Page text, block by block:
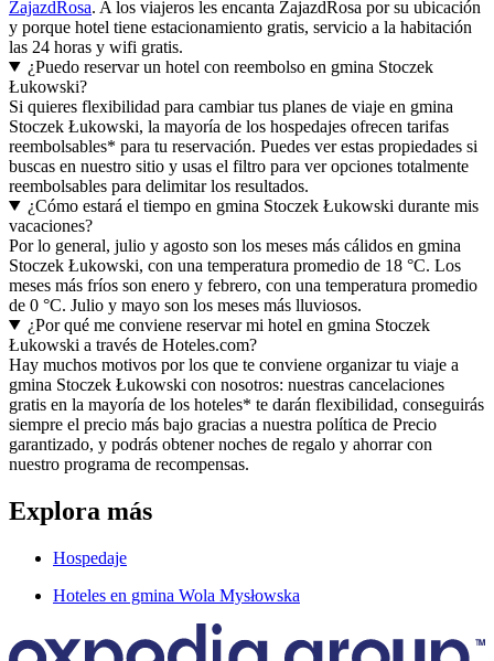
ZajazdRosa. A los viajeros les encanta ZajazdRosa por su ubicación
y porque hotel tiene estacionamiento gratis, servicio a la habitación
las 24 horas y wifi gratis.
¿Puedo reservar un hotel con reembolso en gmina Stoczek
Łukowski?
Si quieres flexibilidad para cambiar tus planes de viaje en gmina
Stoczek Łukowski, la mayoría de los hospedajes ofrecen tarifas
reembolsables* para tu reservación. Puedes ver estas propiedades si
buscas en nuestro sitio y usas el filtro para ver opciones totalmente
reembolsables para delimitar los resultados.
¿Cómo estará el tiempo en gmina Stoczek Łukowski durante mis
vacaciones?
Por lo general, julio y agosto son los meses más cálidos en gmina
Stoczek Łukowski, con una temperatura promedio de 18 °C. Los
meses más fríos son enero y febrero, con una temperatura promedio
de 0 °C. Julio y mayo son los meses más lluviosos.
¿Por qué me conviene reservar mi hotel en gmina Stoczek
Łukowski a través de Hoteles.com?
Hay muchos motivos por los que te conviene organizar tu viaje a
gmina Stoczek Łukowski con nosotros: nuestras cancelaciones
gratis en la mayoría de los hoteles* te darán flexibilidad, conseguirás
siempre el precio más bajo gracias a nuestra política de Precio
garantizado, y podrás obtener noches de regalo y ahorrar con
nuestro programa de recompensas.
Explora más
Hospedaje
Hoteles en gmina Wola Mysłowska